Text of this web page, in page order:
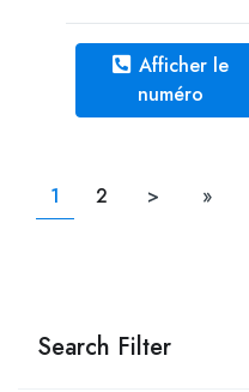
Search Filter
Afficher le
numéro
1 2 > »